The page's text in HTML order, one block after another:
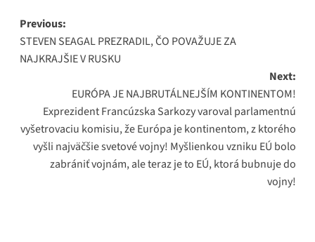
Post
navigation
Previous:
STEVEN SEAGAL PREZRADIL, ČO POVAŽUJE ZA
NAJKRAJŠIE V RUSKU
Next:
EURÓPA JE NAJBRUTÁLNEJŠÍM KONTINENTOM!
Exprezident Francúzska Sarkozy varoval parlamentnú
vyšetrovaciu komisiu, že Európa je kontinentom, z ktorého
vyšli najväčšie svetové vojny! Myšlienkou vzniku EÚ bolo
zabrániť vojnám, ale teraz je to EÚ, ktorá bubnuje do
vojny!